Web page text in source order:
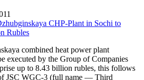
combined heat power plant
executed by the Group of Companies
up to 8.43 billion rubles, this follows
JSC WGC-3 (full name — Third